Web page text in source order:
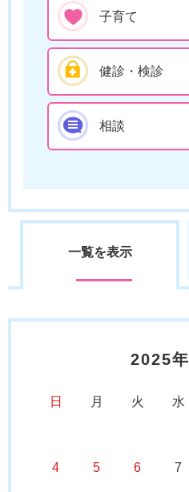
子育て
健診・検診
相談
一覧を表示
2025年
日 月 火 水
4 5 6 7